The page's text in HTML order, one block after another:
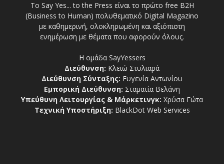
Το Say Yes... to the Press είναι το πρώτο free Β2Η
(Business to Human) πολυθεματικό Digital Magazino
με καθημερινή, ολοκληρωμένη και αξιόπιστη
ενημέρωση με θέματα που αφορούν όλους.
Η ομάδα SayYessers
Διεύθυνση: Κλειώ Στυλιαρά
Διεύθυνση Σύνταξης: Ευγενία Αντωνίου
Εμπορική Διεύθυνση: Σταματία Βελάνη
Υπεύθυνη Λειτουργίας & Μάρκετινγκ: Χρύσα Γώτα
Τεχνική Υποστήριξη: BlackDot Web Services